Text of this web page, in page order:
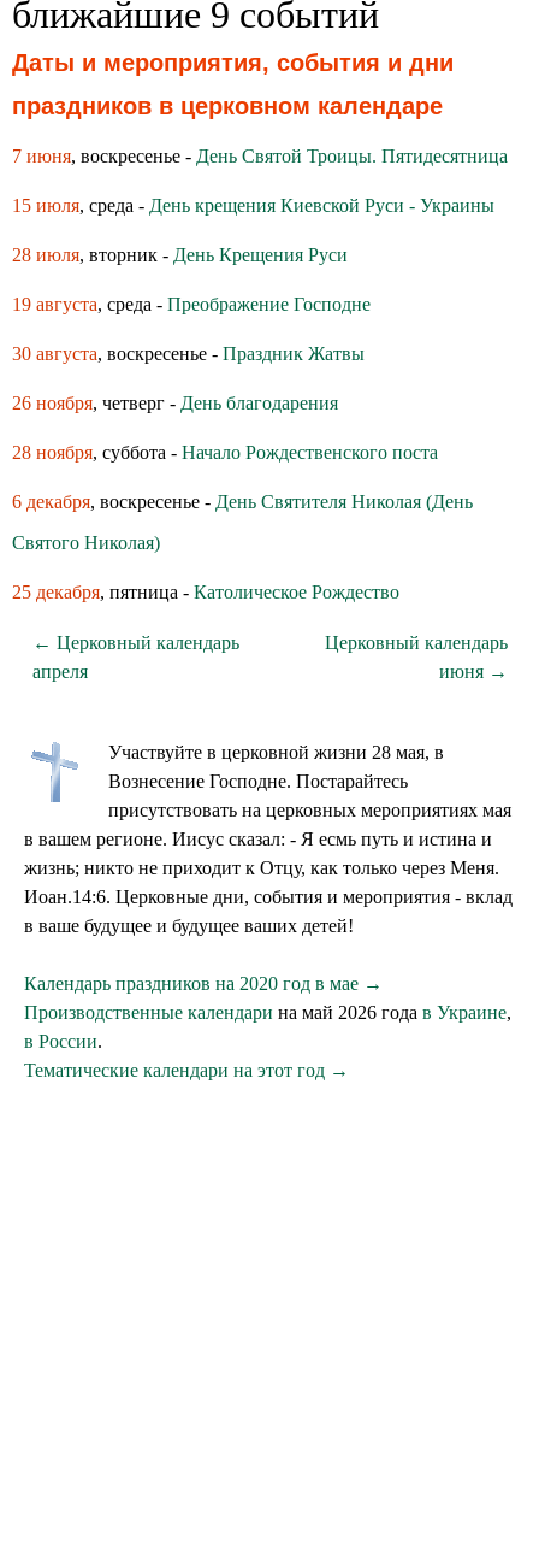
ближайшие 9 событий
Даты и мероприятия, события и дни
праздников в церковном календаре
7 июня, воскресенье - День Святой Троицы. Пятидесятница
15 июля, среда - День крещения Киевской Руси - Украины
28 июля, вторник - День Крещения Руси
19 августа, среда - Преображение Господне
30 августа, воскресенье - Праздник Жатвы
26 ноября, четверг - День благодарения
28 ноября, суббота - Начало Рождественского поста
6 декабря, воскресенье - День Святителя Николая (День
Святого Николая)
25 декабря, пятница - Католическое Рождество
← Церковный календарь
апреля
Церковный календарь
июня →
Участвуйте в церковной жизни 28 мая, в
Вознесение Господне. Постарайтесь
присутствовать на церковных мероприятиях мая
в вашем регионе. Иисус сказал: - Я есмь путь и истина и
жизнь; никто не приходит к Отцу, как только через Меня.
Иоан.14:6. Церковные дни, события и мероприятия - вклад
в ваше будущее и будущее ваших детей!
Календарь праздников на 2020 год в мае →
Производственные календари на май 2026 года в Украине,
в России.
Тематические календари на этот год →